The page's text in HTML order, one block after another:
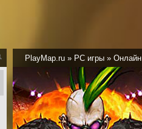
PlayMap.ru » PC игры » Онлайн